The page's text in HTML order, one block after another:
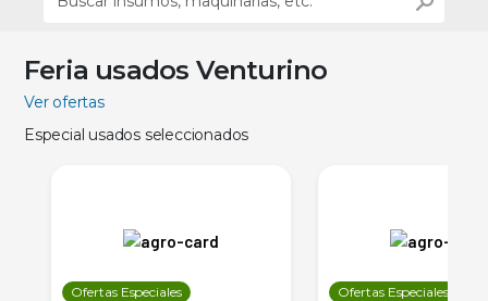
Feria usados Venturino
Ver ofertas
Especial usados seleccionados
Ofertas Especiales Ofertas Especiales